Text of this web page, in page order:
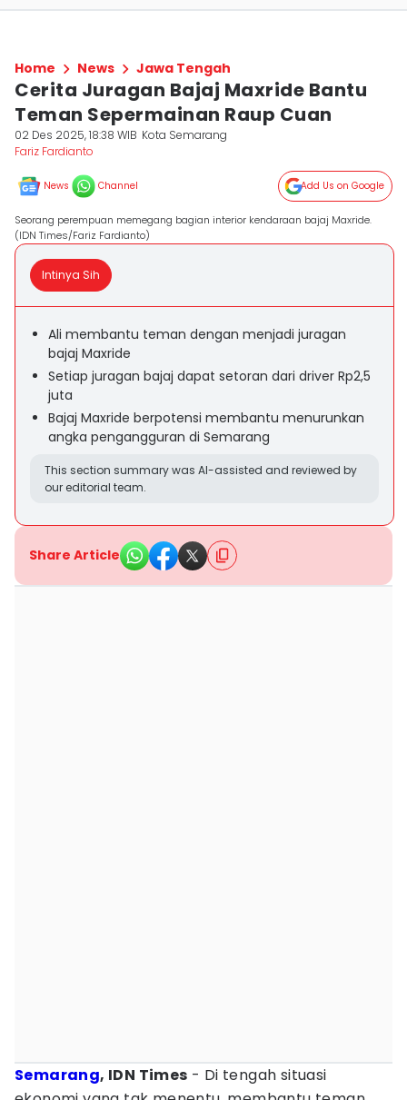
Home News Jawa Tengah
Cerita Juragan Bajaj Maxride Bantu
Teman Sepermainan Raup Cuan
02 Des 2025, 18:38 WIB Kota Semarang
Fariz Fardianto
News Channel Add Us on Google
Seorang perempuan memegang bagian interior kendaraan bajaj Maxride.
(IDN Times/Fariz Fardianto)
Intinya Sih
Ali membantu teman dengan menjadi juragan
bajaj Maxride
Setiap juragan bajaj dapat setoran dari driver Rp2,5
juta
Bajaj Maxride berpotensi membantu menurunkan
angka pengangguran di Semarang
This section summary was AI-assisted and reviewed by
our editorial team.
Share Article
Semarang, IDN Times - Di tengah situasi